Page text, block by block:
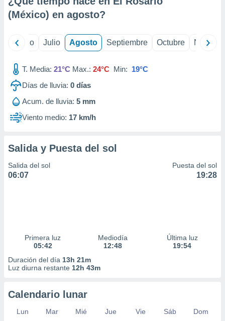
e
publicidad
publicidad
de
(México) en agosto?
Junio Julio Agosto Septiembre Octubre
T. Media: 21°C Max.: 24°C Min: 19°C
Días de lluvia: 0 días
Acum. de lluvia: 5 mm
Viento medio: 17 km/h
Salida y Puesta del sol
Salida del sol
06:07
Puesta del sol
19:28
Primera luz
05:42
Mediodía
12:48
Última luz
19:54
Duración del día 13h 21m
Luz diurna restante 12h 43m
Calendario lunar
Lun Mar Mié Jue Vie Sáb
Dom